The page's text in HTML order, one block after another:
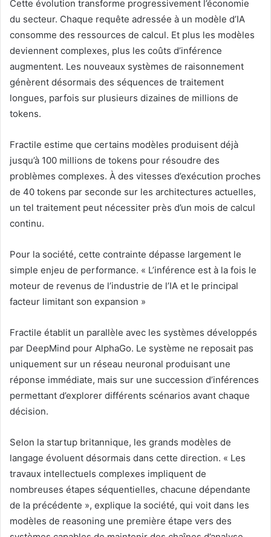
Cette évolution transforme progressivement l’économie
du secteur. Chaque requête adressée à un modèle d’IA
consomme des ressources de calcul. Et plus les modèles
deviennent complexes, plus les coûts d’inférence
augmentent. Les nouveaux systèmes de raisonnement
génèrent désormais des séquences de traitement
longues, parfois sur plusieurs dizaines de millions de
tokens.
Fractile estime que certains modèles produisent déjà
jusqu’à 100 millions de tokens pour résoudre des
problèmes complexes. À des vitesses d’exécution proches
de 40 tokens par seconde sur les architectures actuelles,
un tel traitement peut nécessiter près d’un mois de calcul
continu.
Pour la société, cette contrainte dépasse largement le
simple enjeu de performance. « L’inférence est à la fois le
moteur de revenus de l’industrie de l’IA et le principal
facteur limitant son expansion »
Fractile établit un parallèle avec les systèmes développés
par DeepMind pour AlphaGo. Le système ne reposait pas
uniquement sur un réseau neuronal produisant une
réponse immédiate, mais sur une succession d’inférences
permettant d’explorer différents scénarios avant chaque
décision.
Selon la startup britannique, les grands modèles de
langage évoluent désormais dans cette direction. « Les
travaux intellectuels complexes impliquent de
nombreuses étapes séquentielles, chacune dépendante
de la précédente », explique la société, qui voit dans les
modèles de reasoning une première étape vers des